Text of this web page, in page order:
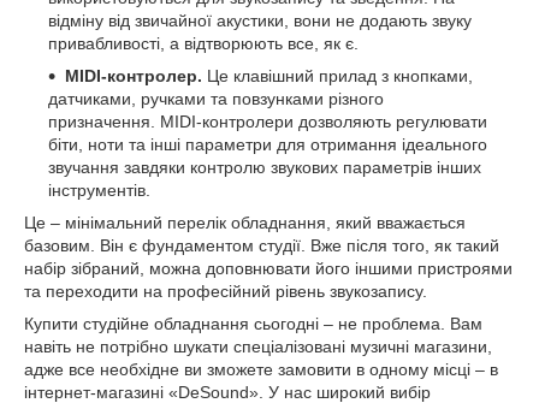
відміну від звичайної акустики, вони не додають звуку
привабливості, а відтворюють все, як є.
MIDI-контролер. Це клавішний прилад з кнопками,
датчиками, ручками та повзунками різного
призначення. MIDI-контролери дозволяють регулювати
біти, ноти та інші параметри для отримання ідеального
звучання завдяки контролю звукових параметрів інших
інструментів.
Це – мінімальний перелік обладнання, який вважається
базовим. Він є фундаментом студії. Вже після того, як такий
набір зібраний, можна доповнювати його іншими пристроями
та переходити на професійний рівень звукозапису.
Купити студійне обладнання сьогодні – не проблема. Вам
навіть не потрібно шукати спеціалізовані музичні магазини,
адже все необхідне ви зможете замовити в одному місці – в
інтернет-магазині «DeSound». У нас широкий вибір